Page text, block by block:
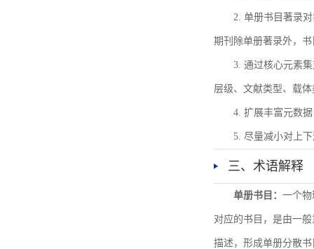
2. 单册书目著录
期刊除单册著录外，
3. 通过核心元素
层级、文献类型、载
4. 扩展丰富元数
5. 尽量减小对上
三、术语解释
单册书目： 一个
对应的书目，是由一
描述，形成单册分散